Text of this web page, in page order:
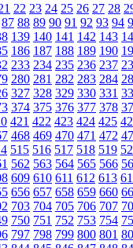
22 23 24 25 26 27 28
87 88 89 90 91 92 93 94
139 140 141 142 143
186 187 188 189 190
233 234 235 236 237
280 281 282 283 284
327 328 329 330 331
374 375 376 377 378
421 422 423 424 425
468 469 470 471 472
515 516 517 518 519
562 563 564 565 566
609 610 611 612 613
656 657 658 659 660
703 704 705 706 707
750 751 752 753 754
797 798 799 800 801